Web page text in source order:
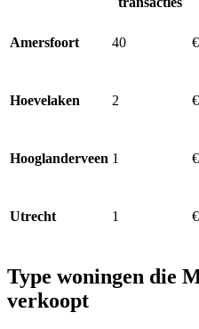
Amersfoort 40
Hoevelaken 2
Hooglanderveen 1
Utrecht 1
Type woningen die
verkoopt